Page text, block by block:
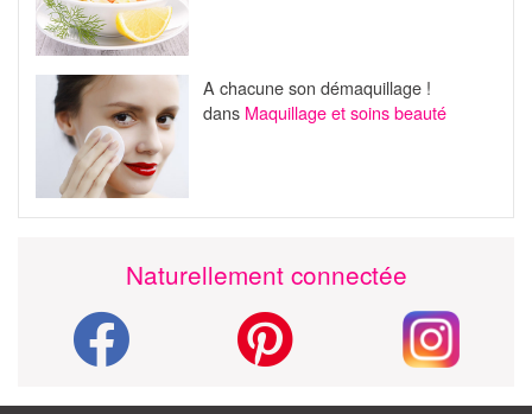
A chacune son démaquillage !
dans Maquillage et soins beauté
Naturellement connectée